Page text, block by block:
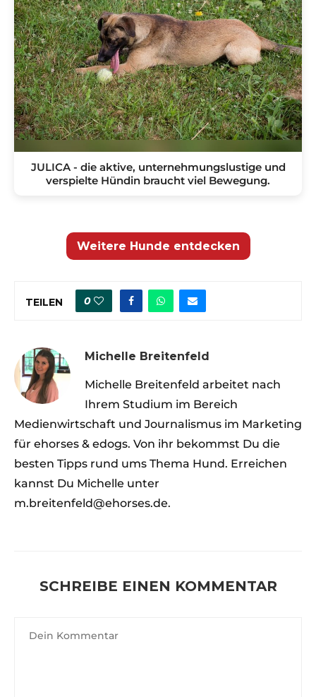
JULICA - die aktive, unternehmungslustige und
verspielte Hündin braucht viel Bewegung.
Weitere Hunde entdecken
TEILEN 0
Michelle Breitenfeld
Michelle Breitenfeld arbeitet nach
Ihrem Studium im Bereich
Medienwirtschaft und Journalismus im Marketing
für ehorses & edogs. Von ihr bekommst Du die
besten Tipps rund ums Thema Hund. Erreichen
kannst Du Michelle unter
m.breitenfeld@ehorses.de.
SCHREIBE EINEN KOMMENTAR